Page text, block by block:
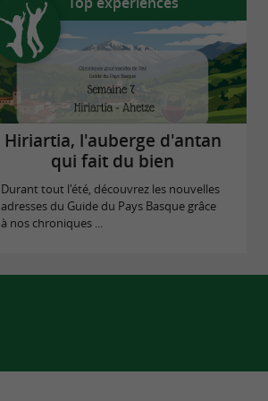
Hiriartia, l'auberge d'antan
qui fait du bien
Durant tout l'été, découvrez les nouvelles
adresses du Guide du Pays Basque grâce
à nos chroniques ...